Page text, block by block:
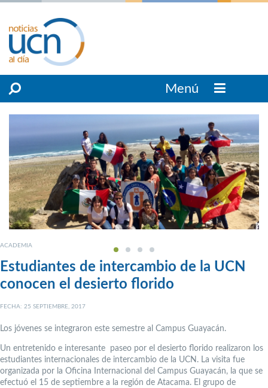
Menú
ACADEMIA
Estudiantes de intercambio de la UCN
conocen el desierto florido
FECHA: 25 SEPTIEMBRE, 2017
Los jóvenes se integraron este semestre al Campus Guayacán.
Un entretenido e interesante paseo por el desierto florido realizaron los
estudiantes internacionales de intercambio de la UCN. La visita fue
organizada por la Oficina Internacional del Campus Guayacán, la que se
efectuó el 15 de septiembre a la región de Atacama. El grupo de